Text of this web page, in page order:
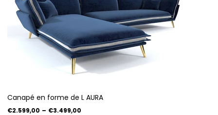
Canapé en forme de L AURA
€2.599,00 – €3.499,00